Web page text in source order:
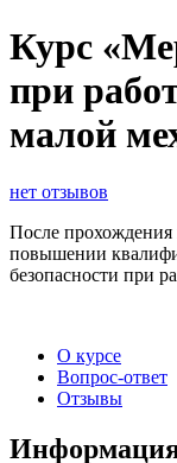
Курс
при
малой
нет отзывов
После прохождения
повышении
безопасности при
О курсе
Вопрос-ответ
Отзывы
Информация